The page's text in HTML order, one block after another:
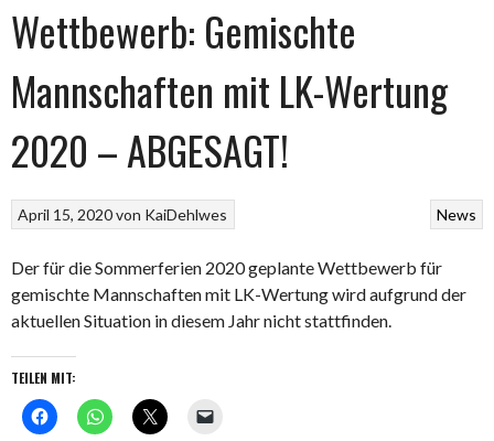
Wettbewerb: Gemischte
Mannschaften mit LK-Wertung
2020 – ABGESAGT!
News
April 15, 2020von KaiDehlwes
Der für die Sommerferien 2020 geplante Wettbewerb für
gemischte Mannschaften mit LK-Wertung wird aufgrund der
aktuellen Situation in diesem Jahr nicht stattfinden.
TEILEN MIT: